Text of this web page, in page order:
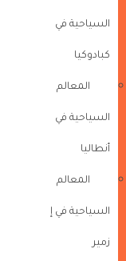
السياحية في
كبادوكيا
المعالم
السياحية في
أنطاليا
المعالم
السياحية في إ
زمير